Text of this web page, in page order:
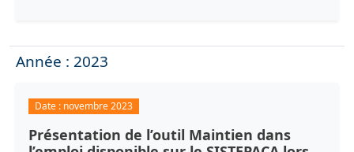
Année : 2023
Date : novembre 2023
Présentation de l’outil Maintien dans